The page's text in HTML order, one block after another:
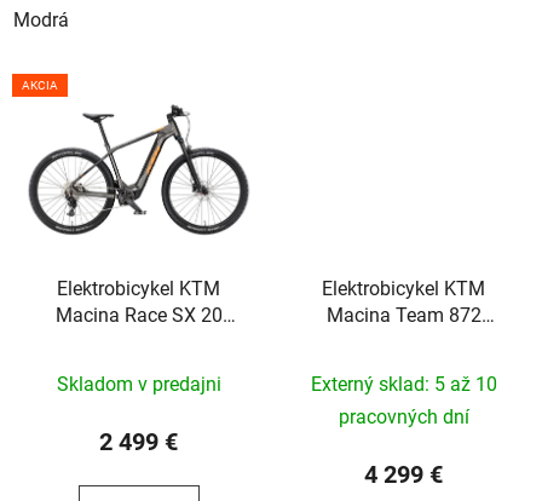
Modrá
AKCIA
Elektrobicykel KTM
Macina Race SX 20
Skladom v predajni
2 499 €
Elektrobicykel KTM
Macina Team 872
Externý sklad: 5 až 10
pracovných dní
4 299 €